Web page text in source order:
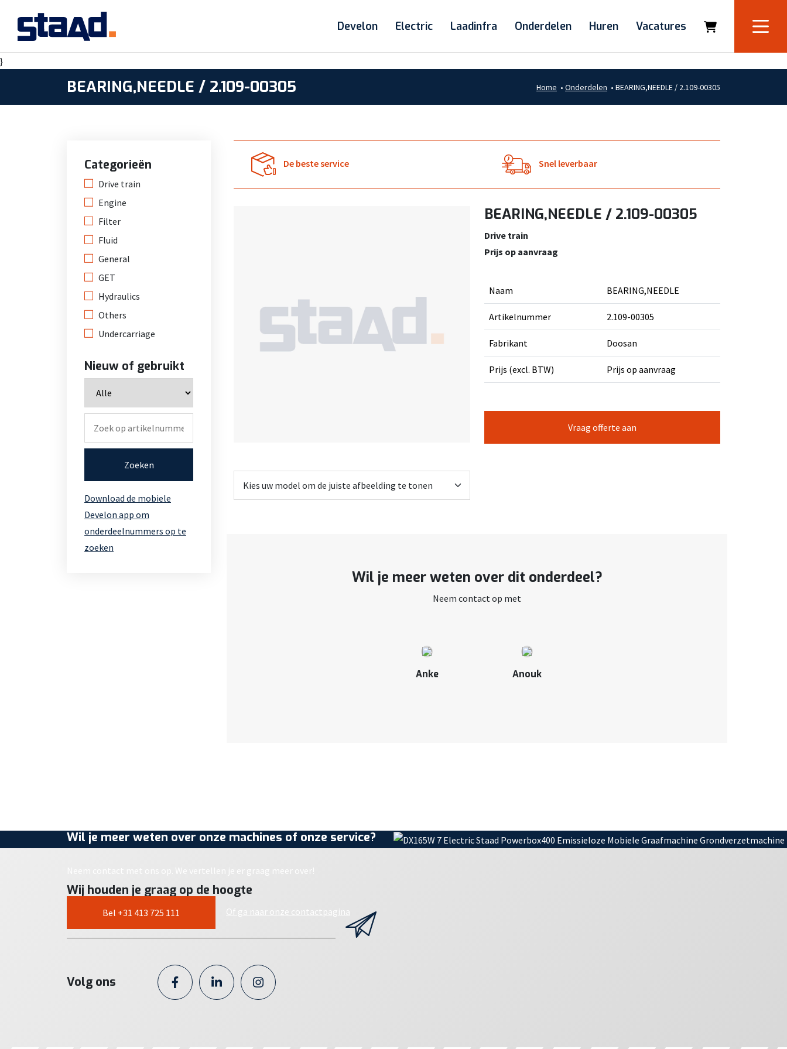
Develon Electric Laadinfra Onderdelen Huren Vacatures
}
BEARING,NEEDLE / 2.109-00305 Home • Onderdelen • BEARING,NEEDLE / 2.109-00305
Categorieën
Drive train
Engine
Filter
Fluid
General
GET
Hydraulics
Others
Undercarriage
Nieuw of gebruikt
Zoeken
Download de mobiele
Develon app om
onderdeelnummers op te
zoeken
De beste service Snel leverbaar
BEARING,NEEDLE / 2.109-00305
Drive train
Prijs op aanvraag
Naam BEARING,NEEDLE
Artikelnummer 2.109-00305
Fabrikant Doosan
Prijs (excl. BTW) Prijs op aanvraag
Vraag offerte aan
Wil je meer weten over dit onderdeel?
Neem contact op met
Anke Anouk
Wil je meer weten over onze machines of onze service?
Neem contact met ons op. We vertellen je er graag meer over!
Bel +31 413 725 111 Of ga naar onze contactpagina
Wij houden je graag op de hoogte
Volg ons